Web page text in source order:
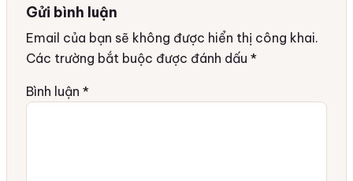
Gửi bình luận
Email của bạn sẽ không được hiển thị công khai.
Các trường bắt buộc được đánh dấu *
Bình luận *